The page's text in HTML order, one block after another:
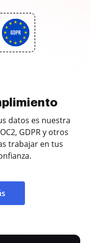
datos es nuestra
GDPR y otros
trabajar en tus